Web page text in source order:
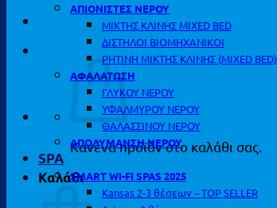
Κανένα προϊόν στο καλάθι σας.
Καλάθι
ΑΠΙΟΝΙΣΤΕΣ ΝΕΡΟΥ
ΜΙΚΤΗΣ ΚΛΙΝΗΣ MIXED BED
ΔΙΣΤΗΛΟΙ ΒΙΟΜΗΧΑΝΙΚΟΙ
ΡΗΤΙΝΗ ΜΙΚΤΗΣ ΚΛΙΝΗΣ (MIXED BED)
ΑΦΑΛΑΤΩΣΗ
ΓΛΥΚΟΥ ΝΕΡΟΥ
ΥΦΑΛΜΥΡΟΥ ΝΕΡΟΥ
ΘΑΛΑΣΣΙΝΟΥ ΝΕΡΟΥ
ΑΠΟΛΥΜΑΝΣΗ ΝΕΡΟΥ
SPA
SMART WI-FI SPAS 2025
Kansas 2-3 θέσεων – TOP SELLER